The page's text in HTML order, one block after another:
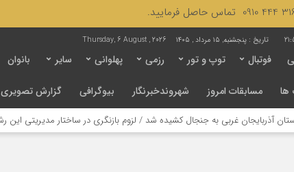
تاریخ : پنجشنبه, ۱۵ مرداد , ۱۴۰۵ Thursday, 6 August , 2026
فوتبال توپ و تور رزمی پهلوانی سایر بانوان
ها مسابقات امروز شهروندخبرنگار بیوگرافی گزارش تصویری
آذربایجان غربی به جنجال کشیده شد / لزوم بازنگری در ساختار مدیریتی این رشته